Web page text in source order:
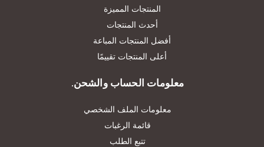
المنتجات المميزة
أحدث المنتجات
أفضل المنتجات المباعة
أعلى المنتجات تقييمًا
معلومات الحساب والشحن.
معلومات الملف الشخصي
قائمة الرغبات
تتبع الطلب